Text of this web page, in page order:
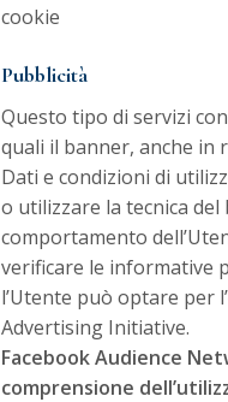
cookie
Pubblicità
Questo tipo di servizi
quali il banner, anche in
Dati e condizioni di
o utilizzare la tecnica
comportamento
verificare le informative
l’Utente può optare per
Advertising Initiative.
Facebook Audience
comprensione